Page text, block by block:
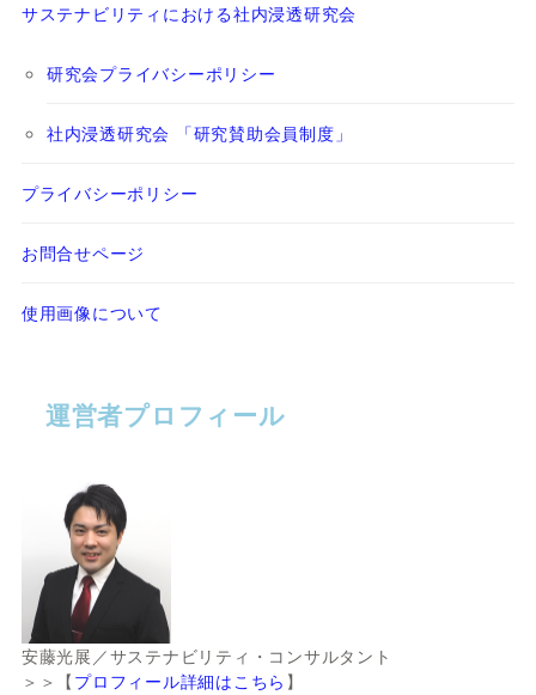
サステナビリティにおける社内浸透研究会
研究会プライバシーポリシー
社内浸透研究会 「研究賛助会員制度」
プライバシーポリシー
お問合せページ
使用画像について
運営者プロフィール
安藤光展／サステナビリティ・コンサルタント
＞＞【 プロフィール詳細はこちら 】